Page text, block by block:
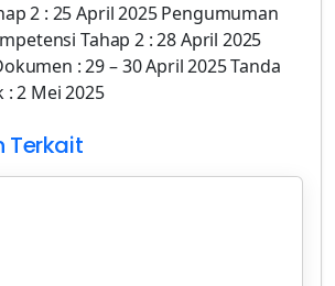
2 : 25 April 2025 Pengumuman
Tahap 2 : 28 April 2025
: 29 – 30 April 2025 Tanda
2 Mei 2025
Terkait